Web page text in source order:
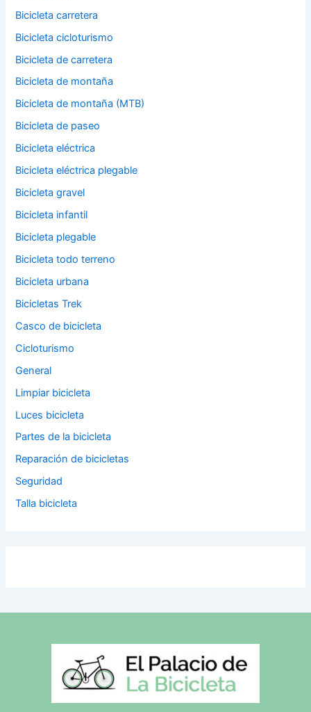
Bicicleta carretera
Bicicleta cicloturismo
Bicicleta de carretera
Bicicleta de montaña
Bicicleta de montaña (MTB)
Bicicleta de paseo
Bicicleta eléctrica
Bicicleta eléctrica plegable
Bicicleta gravel
Bicicleta infantil
Bicicleta plegable
Bicicleta todo terreno
Bicicleta urbana
Bicicletas Trek
Casco de bicicleta
Cicloturismo
General
Limpiar bicicleta
Luces bicicleta
Partes de la bicicleta
Reparación de bicicletas
Seguridad
Talla bicicleta